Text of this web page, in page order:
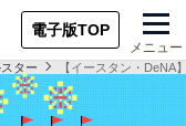
電子版TOP
メニュー
ター 【イースタン・DeNA